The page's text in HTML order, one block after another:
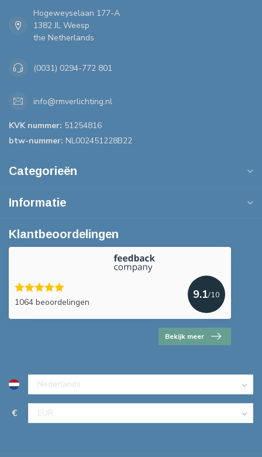
Hogeweyselaan 177-A
1382 JL Weesp
the Netherlands
(0031) 0294-772 801
info@rmverlichting.nl
KVK nummer: 51254816
btw-nummer: NL002451228B22
Categorieën
Informatie
Klantbeoordelingen
1064 beoordelingen
9.1/10
Bekijk meer
€